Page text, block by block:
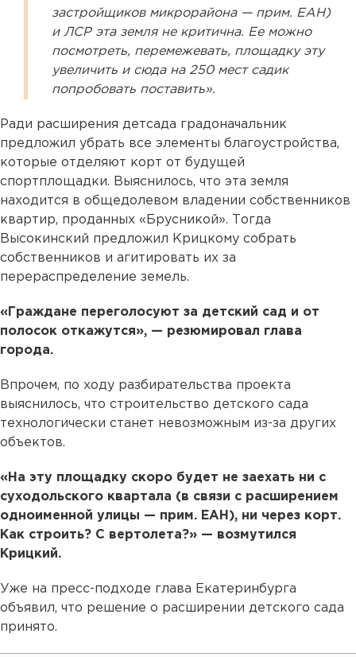
застройщиков микрорайона — прим. ЕАН)
и ЛСР эта земля не критична. Ее можно
посмотреть, перемежевать, площадку эту
увеличить и сюда на 250 мест садик
попробовать поставить».
Ради расширения детсада градоначальник
предложил убрать все элементы благоустройства,
которые отделяют корт от будущей
спортплощадки. Выяснилось, что эта земля
находится в общедолевом владении собственников
квартир, проданных «Брусникой». Тогда
Высокинский предложил Крицкому собрать
собственников и агитировать их за
перераспределение земель.
«Граждане переголосуют за детский сад и от
полосок откажутся», — резюмировал глава
города.
Впрочем, по ходу разбирательства проекта
выяснилось, что строительство детского сада
технологически станет невозможным из-за других
объектов.
«На эту площадку скоро будет не заехать ни с
суходольского квартала (в связи с расширением
одноименной улицы — прим. ЕАН), ни через корт.
Как строить? С вертолета?» — возмутился
Крицкий.
Уже на пресс-подходе глава Екатеринбурга
объявил, что решение о расширении детского сада
принято.